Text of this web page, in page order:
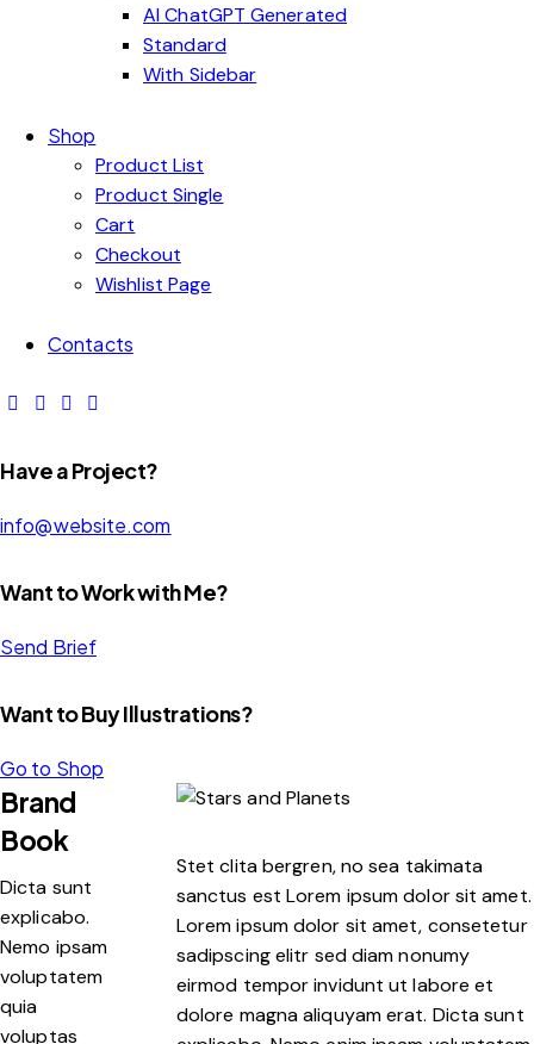
AI ChatGPT Generated
Standard
With Sidebar
Shop
Product List
Product Single
Cart
Checkout
Wishlist Page
Contacts
Have a Project?
info@website.com
Want to Work with Me?
Send Brief
Want to Buy Illustrations?
Go to Shop
Brand
Book
Dicta sunt
explicabo.
Nemo ipsam
voluptatem
quia
voluptas
Stet clita bergren, no sea takimata
sanctus est Lorem ipsum dolor sit amet.
Lorem ipsum dolor sit amet, consetetur
sadipscing elitr sed diam nonumy
eirmod tempor invidunt ut labore et
dolore magna aliquyam erat. Dicta sunt